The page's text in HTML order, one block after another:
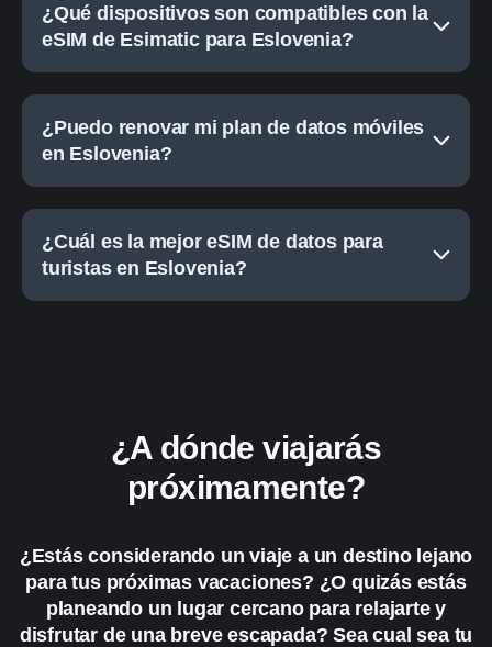
¿Qué dispositivos son compatibles con la
eSIM de Esimatic para Eslovenia?
¿Puedo renovar mi plan de datos móviles
en Eslovenia?
¿Cuál es la mejor eSIM de datos para
turistas en Eslovenia?
¿A dónde viajarás
próximamente?
¿Estás considerando un viaje a un destino lejano
para tus próximas vacaciones? ¿O quizás estás
planeando un lugar cercano para relajarte y
disfrutar de una breve escapada? Sea cual sea tu